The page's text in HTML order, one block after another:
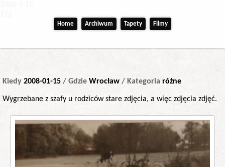
Home Archiwum Tapety Filmy
Kiedy 2008-01-15 / Gdzie Wrocław/ Kategoria różne
Wygrzebane z szafy u rodziców stare zdjęcia, a więc zdjęcia zdjęć.